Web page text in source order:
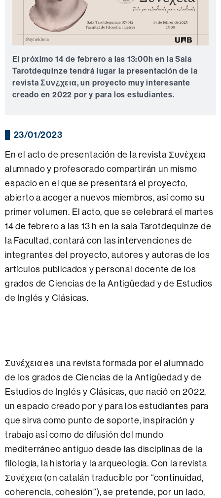
El próximo 14 de febrero a las 13:00h en la Sala
Tarotdequinze tendrá lugar la presentación de la
revista Συν¿χεια, un proyecto muy interesante
creado en 2022 por y para los estudiantes.
23/01/2023
En el acto de presentación de la revista Συνέχεια
alumnado y profesorado compartirán un mismo
espacio en el que se presentará el proyecto,
abierto a acoger a nuevos miembros, así como su
primer volumen. El acto, que se celebrará el martes
14 de febrero a las 13 h en la sala Tarotdequinze de
la Facultad, contará con las intervenciones de
integrantes del proyecto, autores y autoras de los
artículos publicados y personal docente de los
grados de Ciencias de la Antigüedad y de Estudios
de Inglés y Clásicas.
Συνέχεια es una revista formada por el alumnado
de los grados de Ciencias de la Antigüedad y de
Estudios de Inglés y Clásicas, que nació en 2022,
un espacio creado por y para los estudiantes para
que sirva como punto de soporte, inspiración y
trabajo así como de difusión del mundo
mediterráneo antiguo desde las disciplinas de la
filología, la historia y la arqueología. Con la revista
Συνέχεια (en catalán traducible por “continuidad,
coherencia, cohesión”), se pretende, por un lado,